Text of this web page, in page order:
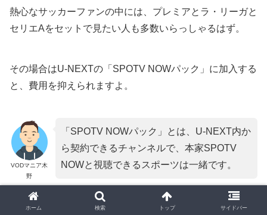
熱心なサッカーファンの中には、プレミアとラ・リーガと
セリエAをセットで見たい人も多数いらっしゃるはず。
その場合はU-NEXTの「SPOTV NOWパック」に加入する
と、費用を抑えられますよ。
VODマニア木
野
「SPOTV NOWパック」とは、U-NEXT内か
ら契約できるチャンネルで、本家SPOTV
NOWと視聴できるスポーツは一緒です。
U-NEXTとSPOTV NOWを別々に契約した場合と、
ホーム 検索 トップ サイドバー